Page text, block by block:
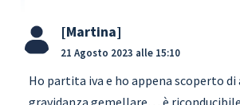
Martina
21 Agosto 2023 alle 15:10
Ho partita iva e ho appena scoperto di avere una